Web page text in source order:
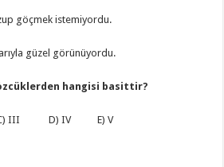
göçmek istemiyordu.
güzel görünüyordu.
hangisi basittir?
D) IV E) V